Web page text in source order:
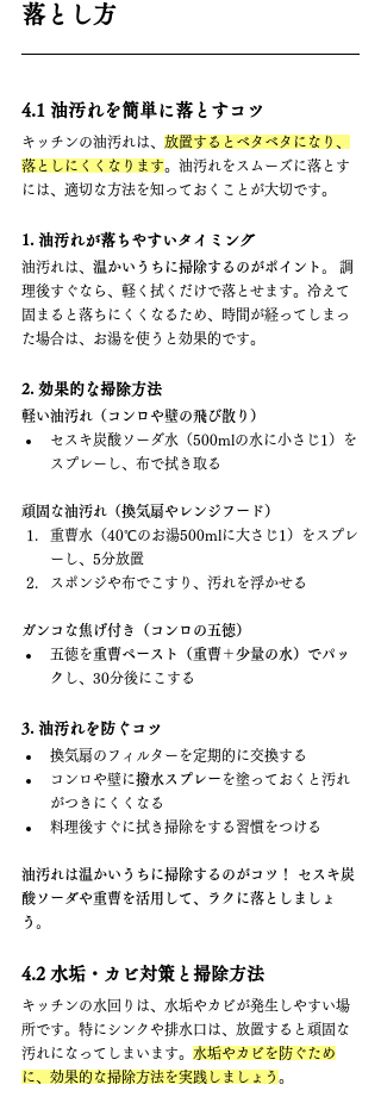
落とし方
4.1 油汚れを簡単に落とすコツ
キッチンの油汚れは、 放置するとベタベタになり、
落としにくくなります。油汚れをスムーズに落とす
には、適切な方法を知っておくことが大切です。
1. 油汚れが落ちやすいタイミング
油汚れは、 温かいうちに掃除するのがポイント。
調
理後すぐなら、軽く拭くだけで落とせます。冷えて
固まると落ちにくくなるため、時間が経ってしまっ
た場合は、お湯を使うと効果的です。
2. 効果的な掃除方法
軽い油汚れ（コンロや壁の飛び散り）
セスキ炭酸ソーダ水（500mlの水に小さじ1）を
スプレーし、布で拭き取る
頑固な油汚れ（換気扇やレンジフード）
重曹水（40℃のお湯500mlに大さじ1）をスプレ
ーし、5分放置
スポンジや布でこすり、汚れを浮かせる
ガンコな焦げ付き（コンロの五徳）
五徳を重曹ペースト（重曹＋少量の水）でパッ
ク し、30分後にこする
3. 油汚れを防ぐコツ
換気扇のフィルターを定期的に交換する
コンロや壁に撥水スプレー を塗っておくと汚れ
がつきにくくなる
料理後すぐに拭き掃除をする習慣をつける
油汚れは温かいうちに掃除するのがコツ！ セスキ炭
酸ソーダや重曹を活用して、ラクに落としましょ
う。
4.2 水垢・カビ対策と掃除方法
キッチンの水回りは、水垢やカビが発生しやすい場
所です。特にシンクや排水口は、放置すると頑固な
汚れになってしまいます。 水垢やカビを防ぐため
に、効果的な掃除方法を実践しましょう 。